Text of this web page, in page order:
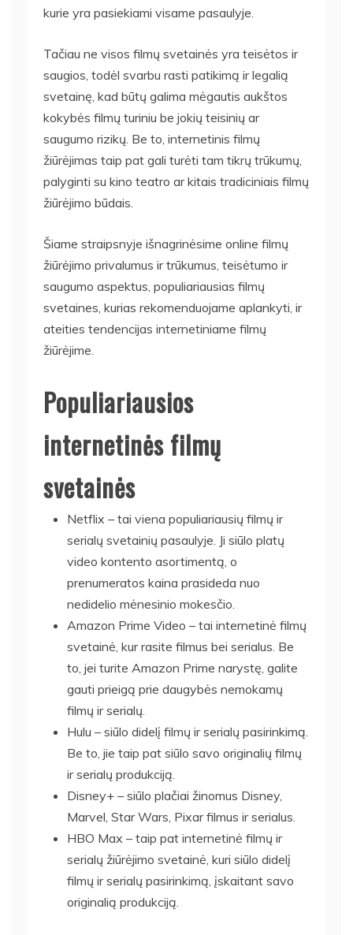
kurie yra pasiekiami visame pasaulyje.
Tačiau ne visos filmų svetainės yra teisėtos ir
saugios, todėl svarbu rasti patikimą ir legalią
svetainę, kad būtų galima mėgautis aukštos
kokybės filmų turiniu be jokių teisinių ar
saugumo rizikų. Be to, internetinis filmų
žiūrėjimas taip pat gali turėti tam tikrų trūkumų,
palyginti su kino teatro ar kitais tradiciniais filmų
žiūrėjimo būdais.
Šiame straipsnyje išnagrinėsime online filmų
žiūrėjimo privalumus ir trūkumus, teisėtumo ir
saugumo aspektus, populiariausias filmų
svetaines, kurias rekomenduojame aplankyti, ir
ateities tendencijas internetiniame filmų
žiūrėjime.
Populiariausios
internetinės filmų
svetainės
Netflix – tai viena populiariausių filmų ir
serialų svetainių pasaulyje. Ji siūlo platų
video kontento asortimentą, o
prenumeratos kaina prasideda nuo
nedidelio mėnesinio mokesčio.
Amazon Prime Video – tai internetinė filmų
svetainė, kur rasite filmus bei serialus. Be
to, jei turite Amazon Prime narystę, galite
gauti prieigą prie daugybės nemokamų
filmų ir serialų.
Hulu – siūlo didelį filmų ir serialų pasirinkimą.
Be to, jie taip pat siūlo savo originalių filmų
ir serialų produkciją.
Disney+ – siūlo plačiai žinomus Disney,
Marvel, Star Wars, Pixar filmus ir serialus.
HBO Max – taip pat internetinė filmų ir
serialų žiūrėjimo svetainė, kuri siūlo didelį
filmų ir serialų pasirinkimą, įskaitant savo
originalią produkciją.